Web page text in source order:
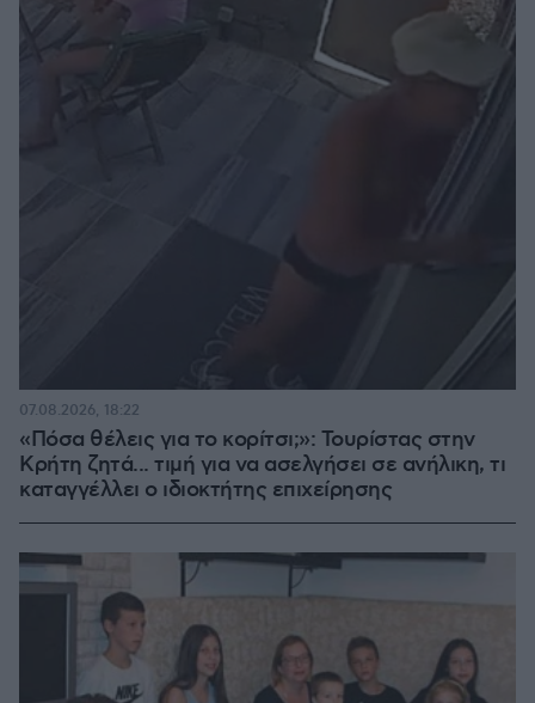
«Πόσα θέλεις για το κορίτσι;»: Τουρίστας στην
Κρήτη ζητά... τιμή για να ασελγήσει σε ανήλικη, τι
καταγγέλλει ο ιδιοκτήτης επιχείρησης
07.08.2026, 18:22